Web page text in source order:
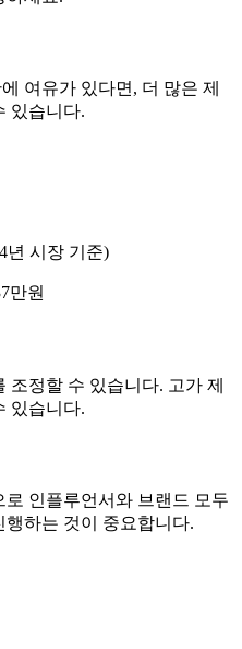
여유가 있다면, 더 많은 제
있습니다.
년 시장 기준)
만원
조정할 수 있습니다. 고가 제
있습니다.
인플루언서와 브랜드 모두
하는 것이 중요합니다.